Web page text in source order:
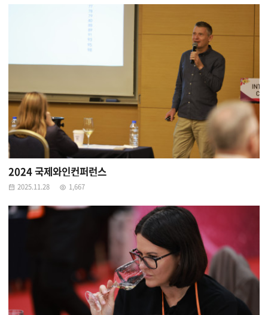
2024 국제와인컨퍼런스
2025.11.28 1,667